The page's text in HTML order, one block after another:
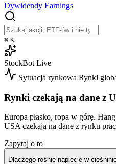
Dywidendy Earnings
⌘ K
StockBot Live
Sytuacja rynkowa Rynki
Rynki czekają na dane z
Europa płasko, ropa w górę.
USA czekają na dane z rynku
Zapytaj o to
Dlaczego rośnie napięcie w